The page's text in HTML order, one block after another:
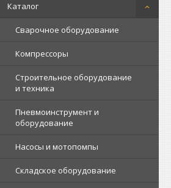
Каталог
Сварочное оборудование
Компрессоры
Строительное оборудование
и техника
Пневмоинструмент и
оборудование
Насосы и мотопомпы
Складское оборудование